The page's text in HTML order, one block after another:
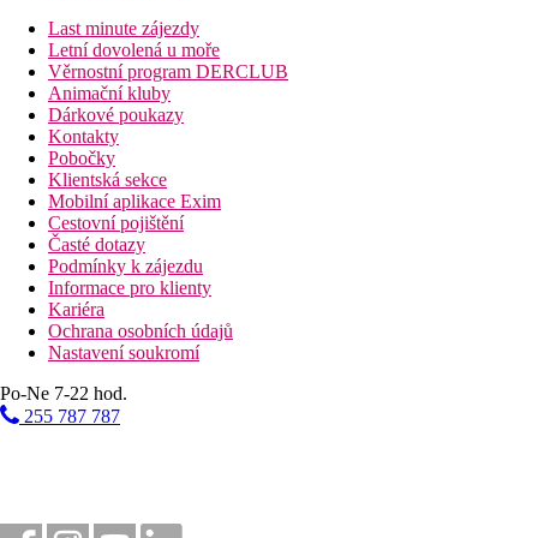
Last minute zájezdy
Letní dovolená u moře
Věrnostní program DERCLUB
Animační kluby
Dárkové poukazy
Kontakty
Pobočky
Klientská sekce
Mobilní aplikace Exim
Cestovní pojištění
Časté dotazy
Podmínky k zájezdu
Informace pro klienty
Kariéra
Ochrana osobních údajů
Nastavení soukromí
Po-Ne 7-22 hod.
255 787 787